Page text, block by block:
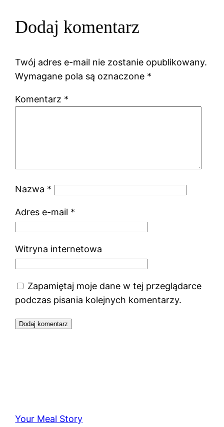
Dodaj komentarz
Twój adres e-mail nie zostanie opublikowany.
Wymagane pola są oznaczone *
Komentarz *
Nazwa *
Adres e-mail *
Witryna internetowa
Zapamiętaj moje dane w tej przeglądarce
podczas pisania kolejnych komentarzy.
Your Meal Story